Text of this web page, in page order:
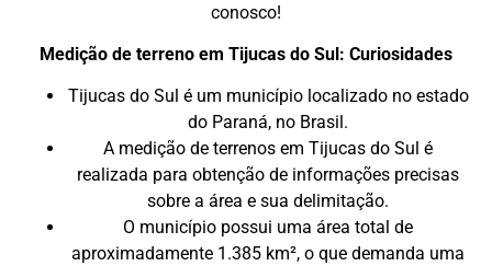
conosco!
Medição de terreno em Tijucas do Sul: Curiosidades
Tijucas do Sul é um município localizado no estado
do Paraná, no Brasil.
A medição de terrenos em Tijucas do Sul é
realizada para obtenção de informações precisas
sobre a área e sua delimitação.
O município possui uma área total de
aproximadamente 1.385 km², o que demanda uma